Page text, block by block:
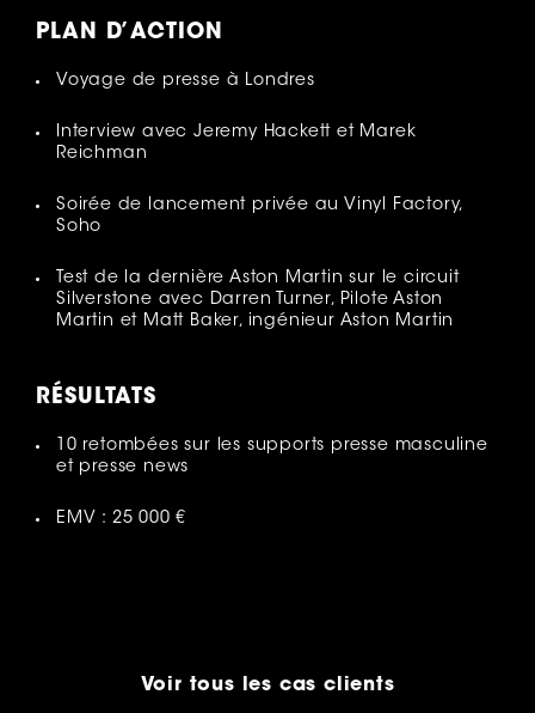
PLAN D’ACTION
Voyage de presse à Londres
Interview avec Jeremy Hackett et Marek
Reichman
Soirée de lancement privée au Vinyl Factory,
Soho
Test de la dernière Aston Martin sur le circuit
Silverstone avec Darren Turner, Pilote Aston
Martin et Matt Baker, ingénieur Aston Martin
RÉSULTATS
10 retombées sur les supports presse masculine
et presse news
EMV : 25 000 €
Voir tous les cas clients